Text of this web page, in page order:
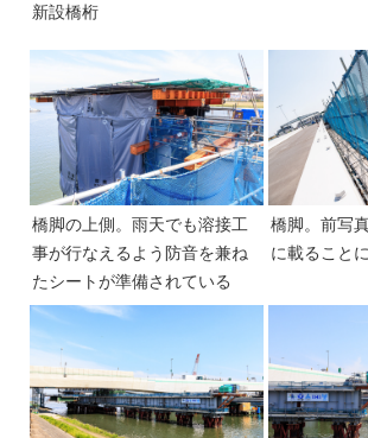
新設橋桁
橋脚の上側。雨天でも溶接工
事が行なえるよう防音を兼ね
たシートが準備されている
橋脚。前写
に載ること